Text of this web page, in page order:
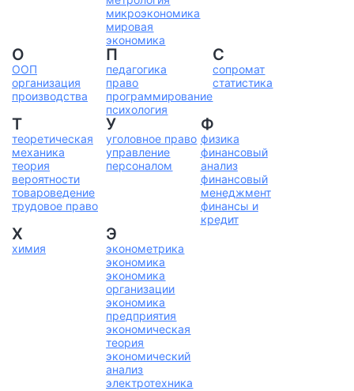
микроэкономика
мировая
экономика
О
ООП
организация
производства
П
педагогика
право
программирование
психология
С
сопромат
статистика
Т
теоретическая
механика
теория
вероятности
товароведение
трудовое право
У
уголовное право
управление
персоналом
Ф
физика
финансовый
анализ
финансовый
менеджмент
финансы и
кредит
Х
химия
Э
эконометрика
экономика
экономика
организации
экономика
предприятия
экономическая
теория
экономический
анализ
электротехника